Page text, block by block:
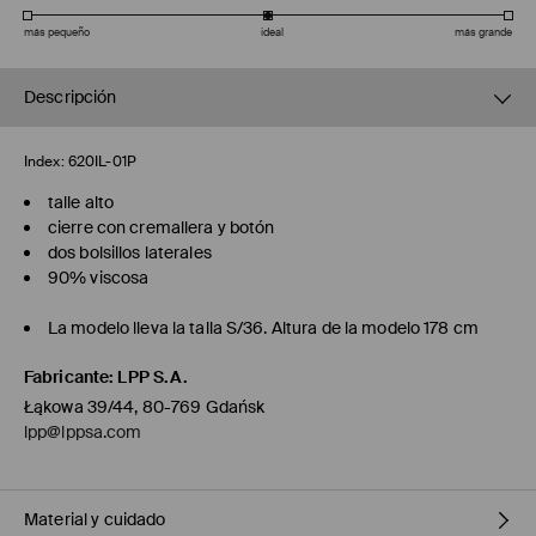
más pequeño ideal más grande
Descripción
Index: 620IL-01P
talle alto
cierre con cremallera y botón
dos bolsillos laterales
90% viscosa
La modelo lleva la talla S/36. Altura de la modelo 178 cm
Fabricante: LPP S.A.
Łąkowa 39/44, 80-769 Gdańsk
lpp@lppsa.com
Material y cuidado